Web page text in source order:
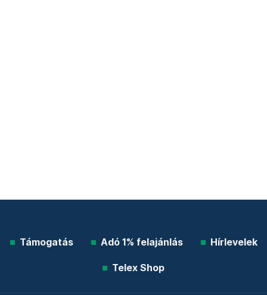
Támogatás Adó 1% felajánlás Hírlevelek
Telex Shop